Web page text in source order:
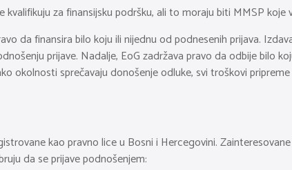
za finansijsku podršku, ali to moraju biti MMSP koje
da finansira bilo koju ili nijednu od podnesenih prijava.
prijave. Nadalje, EoG zadržava pravo da odbije bilo
okolnosti sprečavaju donošenje odluke, svi troškovi
kao pravno lice u Bosni i Hercegovini.
da se prijave podnošenjem: